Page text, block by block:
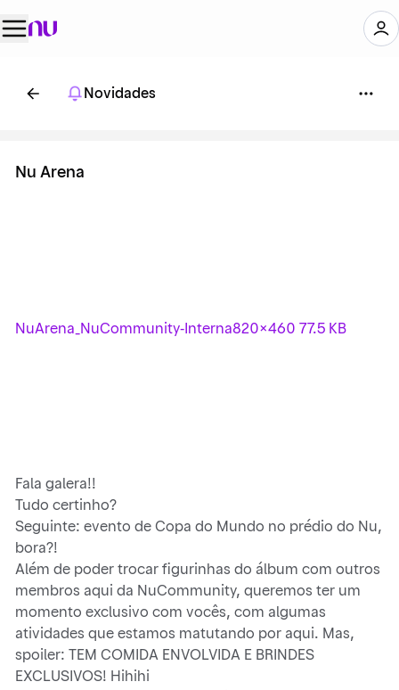
Novidades
Nu Arena
NuArena_NuCommunity-Interna820×460 77.5 KB
Fala galera!!
Tudo certinho?
Seguinte: evento de Copa do Mundo no prédio do Nu,
bora?!
Além de poder trocar figurinhas do álbum com outros
membros aqui da NuCommunity, queremos ter um
momento exclusivo com vocês, com algumas
atividades que estamos matutando por aqui. Mas,
spoiler: TEM COMIDA ENVOLVIDA E BRINDES
EXCLUSIVOS! Hihihi